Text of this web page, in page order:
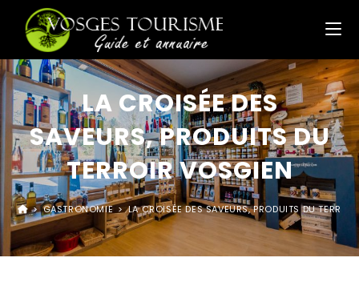
LA CROISÉE DES
SAVEURS, PRODUITS DU
TERROIR VOSGIEN
> GASTRONOMIE > LA CROISÉE DES SAVEURS, PRODUITS DU